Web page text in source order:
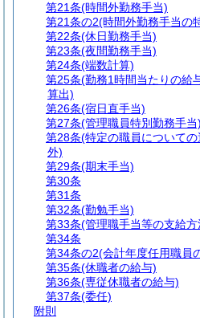
第21条(時間外勤務手当)
第21条の2(時間外勤務手当の
第22条(休日勤務手当)
第23条(夜間勤務手当)
第24条(端数計算)
第25条(勤務1時間当たりの給
算出)
第26条(宿日直手当)
第27条(管理職員特別勤務手当)
第28条(特定の職員についての
外)
第29条(期末手当)
第30条
第31条
第32条(勤勉手当)
第33条(管理職手当等の支給方
第34条
第34条の2(会計年度任用職員
第35条(休職者の給与)
第36条(専従休職者の給与)
第37条(委任)
附則